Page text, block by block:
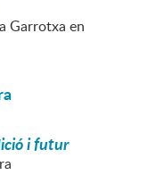
Garrotxa en
i futur